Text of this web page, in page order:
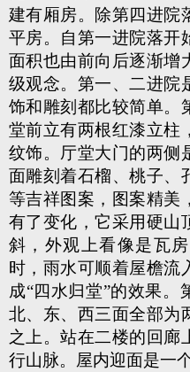
建有厢房。除第四进院
平房。自第一进院落开
面积也由前向后逐渐增
级观念。第一、二进院
饰和雕刻都比较简单。
堂前立有两根红漆立柱
纹饰。厅堂大门的两侧
面雕刻着石榴、桃子、
等吉祥图案，图案精美
有了变化，它采用硬山
斜，外观上看像是瓦
时，雨水可顺着屋檐流
成“四水归堂”的效果。
北、东、西三面全部为
之上。站在二楼的回廊
行山脉。屋内迎面是一